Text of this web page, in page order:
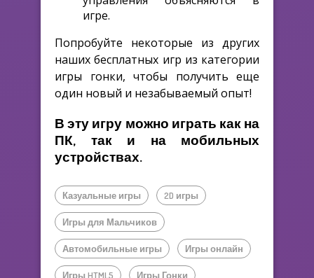
игре.
Попробуйте некоторые из других
наших бесплатных игр из категории
игры гонки, чтобы получить еще
один новый и незабываемый опыт!
В эту игру можно играть как на
ПК, так и на мобильных
устройствах.
Казуальные игры 2D игры
Игры для Мальчиков
Автомобильные игры Игры онлайн
Игры HTML5 Игры Гонки